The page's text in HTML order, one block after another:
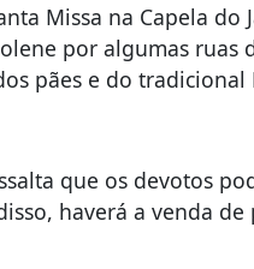
Missa na Capela do
por algumas ruas
pães e do
que os devotos
haverá a venda